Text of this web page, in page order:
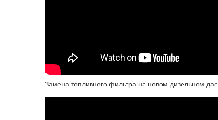
Замена топливного фильтра на новом дизельном